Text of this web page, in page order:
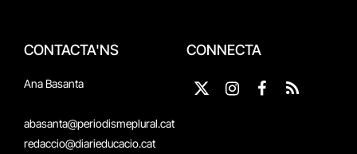
CONTACTA'NS
Ana Basanta
abasanta@periodismeplural.cat
redaccio@diarieducacio.cat
CONNECTA
X
Instagram
Facebook
RSS